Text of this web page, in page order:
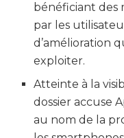
bénéficiant des
par les
d’amélioration
exploiter.
Atteinte à la
dossier accuse
au nom de la